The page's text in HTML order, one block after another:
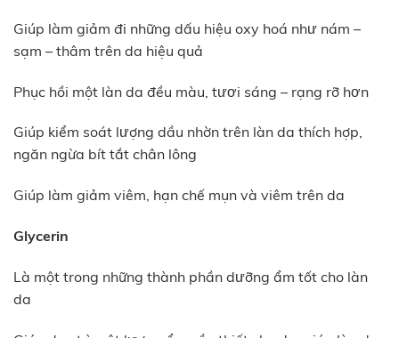
Giúp làm giảm đi những dấu hiệu oxy hoá như nám –
sạm – thâm trên da hiệu quả
Phục hồi một làn da đều màu, tươi sáng – rạng rỡ hơn
Giúp kiểm soát lượng dầu nhờn trên làn da thích hợp,
ngăn ngừa bít tắt chân lông
Giúp làm giảm viêm, hạn chế mụn và viêm trên da
Glycerin
Là một trong những thành phần dưỡng ẩm tốt cho làn
da